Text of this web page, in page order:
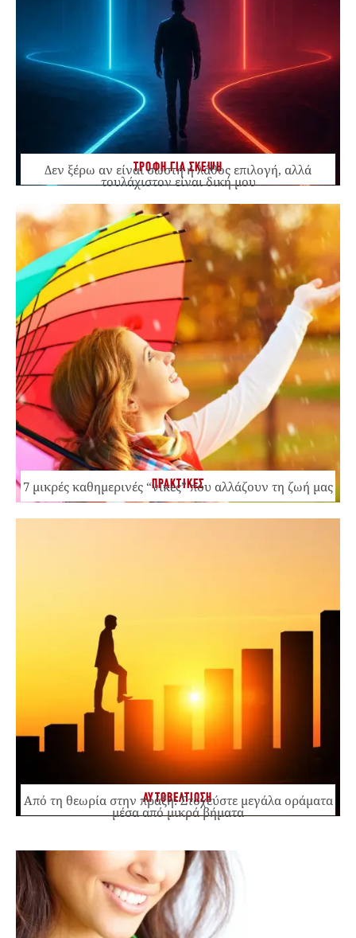
ΤΡΟΦΗ ΓΙΑ ΣΚΕΨΗ
Δεν ξέρω αν είναι σωστή ή λάθος επιλογή, αλλά
τουλάχιστον είναι δική μου
ΠΡΑΚΤΙΚΕΣ
7 μικρές καθημερινές “νίκες” που αλλάζουν τη ζωή μας
ΑΥΤΟΒΕΛΤΙΩΣΗ
Από τη θεωρία στην πράξη: Στοχεύστε μεγάλα οράματα
μέσα από μικρά βήματα